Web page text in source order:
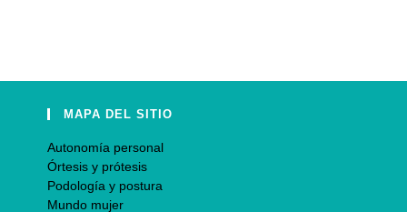
MAPA DEL SITIO
Autonomía personal
Órtesis y prótesis
Podología y postura
Mundo mujer